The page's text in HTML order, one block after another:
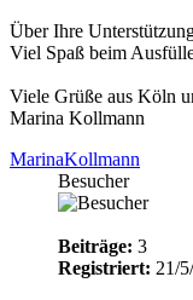
Über Ihre
Viel Spaß beim
Viele Grüße aus Köln
Marina Kollmann
MarinaKollmann
Besucher
Beiträge: 3
Registriert: 21/